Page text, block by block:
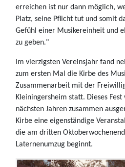
erreichen ist nur dann möglich,
Platz, seine Pflicht tut und somit
Gefühl einer Musikereinheit und
zu geben."
Im vierzigsten Vereinsjahr fand
zum ersten Mal die Kirbe des
Zusammenarbeit mit der
Kleiningersheim statt. Dieses
nächsten Jahren zusammen
Kirbe eine eigenständige
die am dritten
Laternenumzug beginnt.